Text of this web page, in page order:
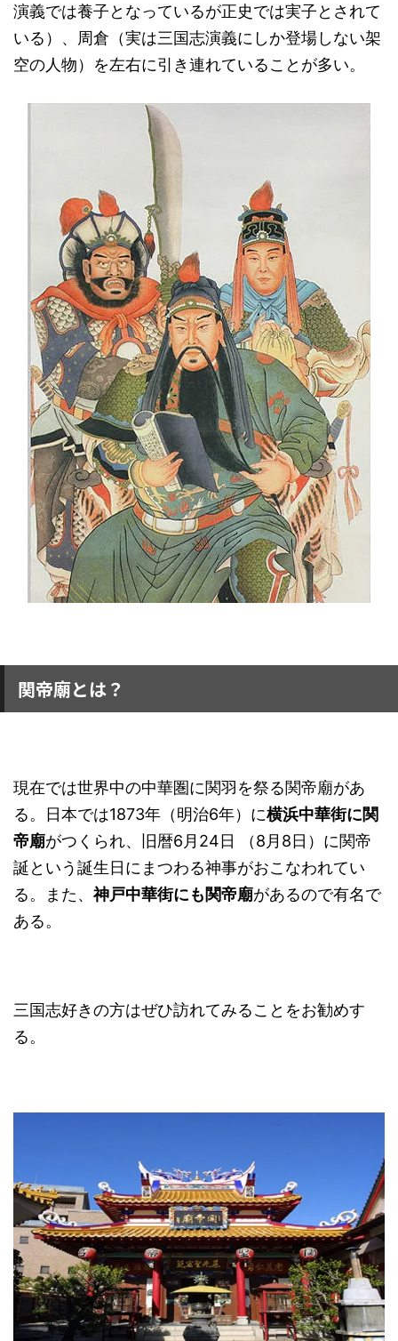
演義では養子となっているが正史では実子とされて
いる）、周倉（実は三国志演義にしか登場しない架
空の人物）を左右に引き連れていることが多い。
関帝廟とは？
現在では世界中の中華圏に関羽を祭る関帝廟があ
る。日本では1873年（明治6年）に横浜中華街に関
帝廟がつくられ、旧暦6月24日 （8月8日）に関帝
誕という誕生日にまつわる神事がおこなわれてい
る。また、 神戸中華街にも関帝廟があるので有名で
ある。
三国志好きの方はぜひ訪れてみることをお勧めす
る。